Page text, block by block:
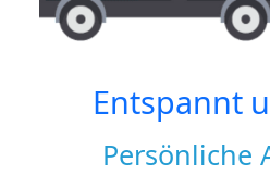
Entspannt
Persönliche